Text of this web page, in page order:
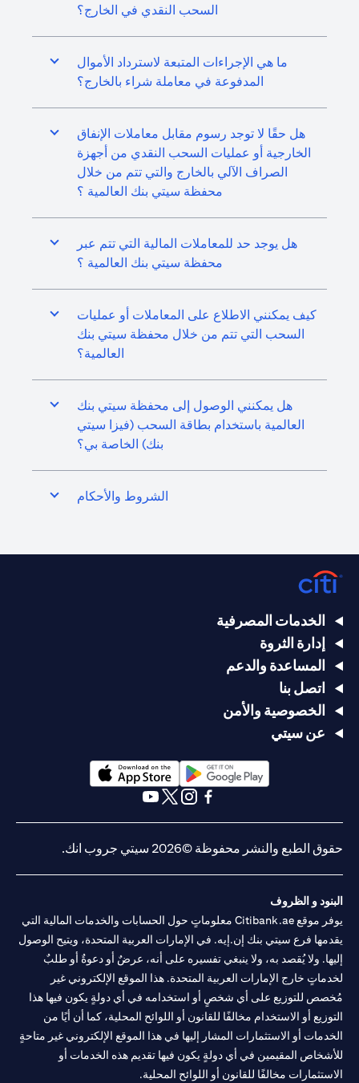
السحب النقدي في الخارج؟
ما هي الإجراءات المتبعة لاسترداد الأموال
المدفوعة في معاملة شراء بالخارج؟
هل حقًا لا توجد رسوم مقابل معاملات الإنفاق
الخارجية أو عمليات السحب النقدي من أجهزة
الصراف الآلي بالخارج والتي تتم من خلال
محفظة سيتي بنك العالمية ؟
هل يوجد حد للمعاملات المالية التي تتم عبر
محفظة سيتي بنك العالمية ؟
كيف يمكنني الاطلاع على المعاملات أو عمليات
السحب التي تتم من خلال محفظة سيتي بنك
العالمية؟
هل يمكنني الوصول إلى محفظة سيتي بنك
العالمية باستخدام بطاقة السحب (فيزا سيتي
بنك) الخاصة بي؟
الشروط والأحكام
الخدمات المصرفية
إدارة الثروة
المساعدة والدعم
اتصل بنا
الخصوصية والأمن
عن سيتي
opens in a new tab
opens in a new tab
حقوق الطبع والنشر محفوظة ©2026 سيتي جروب انك.
البنود و الظروف
يوفر موقع Citibank.ae معلوماتٍ حول الحسابات والخدمات المالية التي
يقدمها فرع سيتي بنك إن.إيه. في الإمارات العربية المتحدة، ويتيح الوصول
إليها. ولا يُقصد به، ولا ينبغي تفسيره على أنه، عرضٌ أو دعوةٌ أو طلبٌ
لخدماتٍ خارج الإمارات العربية المتحدة. هذا الموقع الإلكتروني غير
مُخصص للتوزيع على أي شخصٍ أو استخدامه في أي دولةٍ يكون فيها هذا
التوزيع أو الاستخدام مخالفًا للقانون أو اللوائح المحلية، كما أن أيًا من
الخدمات أو الاستثمارات المشار إليها في هذا الموقع الإلكتروني غير متاحةٍ
للأشخاص المقيمين في أي دولةٍ يكون فيها تقديم هذه الخدمات أو
الاستثمارات مخالفًا للقانون أو اللوائح المحلية.